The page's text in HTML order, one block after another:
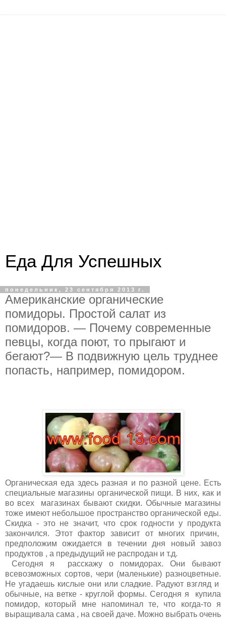
Еда Для Успешных
понедельник, 23 сентября 2013 г.
Американские органические
помидоры. Простой салат из
помидоров. — Почему современные
певцы, когда поют, то прыгают и
бегают?— В подвижную цель труднее
попасть, например, помидором.
Органическая еда здесь разная и по разной цене. Есть
специальные магазины органической пищи. В них, как и
во всех магазинах бывают скидки. Обычные магазины
тоже имеют небольшое пространство органической еды.
Скидка - это не значит, что срок годности у продукта
закончился. Этот фактор зависит от многих причин,
предположим ожидается в течении дня новый завоз
продуктов , а предыдущий не распродан и т.д.
Сегодня я расскажу о помидорах. Они бывают
всевозможных сортов, чери (маленькие) разноцветные.
Не угадаешь кислые они или сладкие. Радуют взгляд и
обычные, на ветке - круглой формы. Сегодня я купила
помидор, который мне напоминал те, что когда-то я
выращивала сама , на своей даче. Можно выбрать очень